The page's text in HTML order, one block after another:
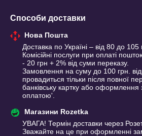
Способи доставки
Нова Пошта
Доставка по Україні – від 80 до 105
Комісійні послуги при оплаті
- 20 грн + 2% від суми переказу.
Замовлення на суму до 100 грн.
провадиться тільки після повної
банківську картку або
оплатою'.
Магазини Rozetka
УВАГА! Термін доставки через
Зважайте на це при оформленні